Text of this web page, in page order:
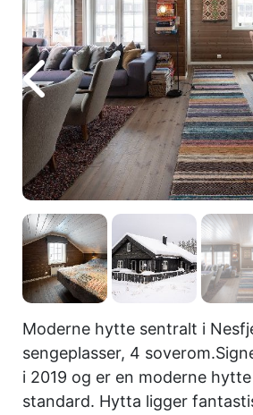
Moderne hytte sentralt i
sengeplasser, 4
i 2019 og er en moderne
standard. Hytta ligger